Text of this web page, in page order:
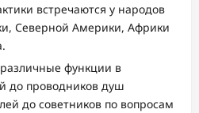
встречаются у народов
Северной Америки, Африки
функции в
до проводников душ
до советников по вопросам